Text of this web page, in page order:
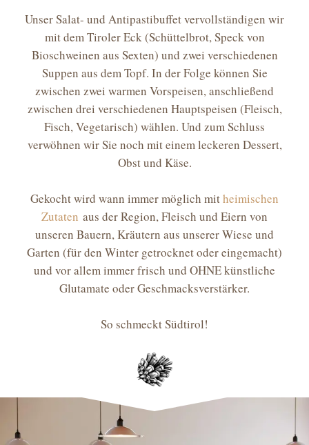
Unser Salat- und Antipastibuffet vervollständigen wir
mit dem Tiroler Eck (Schüttelbrot, Speck von
Bioschweinen aus Sexten) und zwei verschiedenen
Suppen aus dem Topf. In der Folge können Sie
zwischen zwei warmen Vorspeisen, anschließend
zwischen drei verschiedenen Hauptspeisen (Fleisch,
Fisch, Vegetarisch) wählen. Und zum Schluss
verwöhnen wir Sie noch mit einem leckeren Dessert,
Obst und Käse.
Gekocht wird wann immer möglich mitheimischen
Zutaten aus der Region, Fleisch und Eiern von
unseren Bauern, Kräutern aus unserer Wiese und
Garten (für den Winter getrocknet oder eingemacht)
und vor allem immer frisch und OHNE künstliche
Glutamate oder Geschmacksverstärker.
So schmeckt Südtirol!